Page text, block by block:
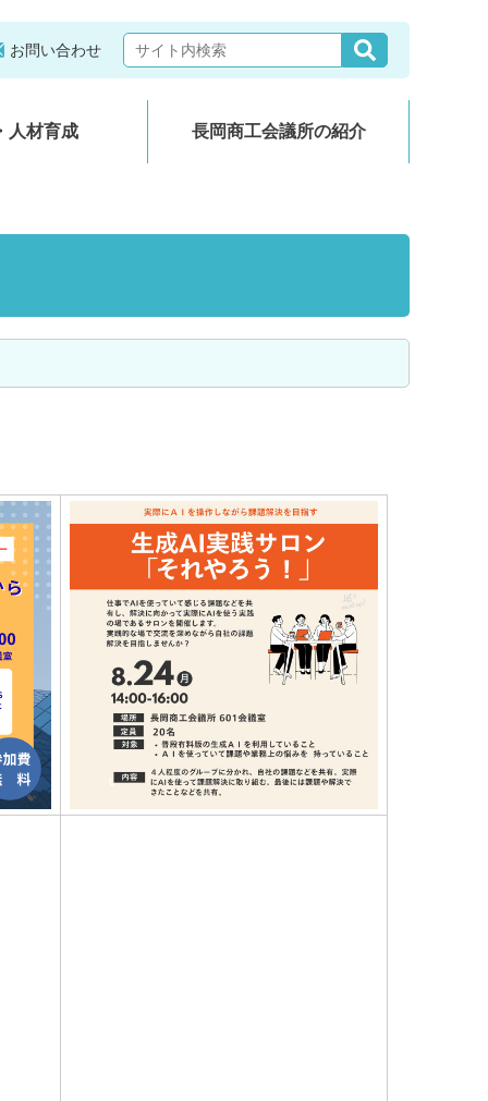
お問い合わせ
人材育成 長岡商工会議所の紹介